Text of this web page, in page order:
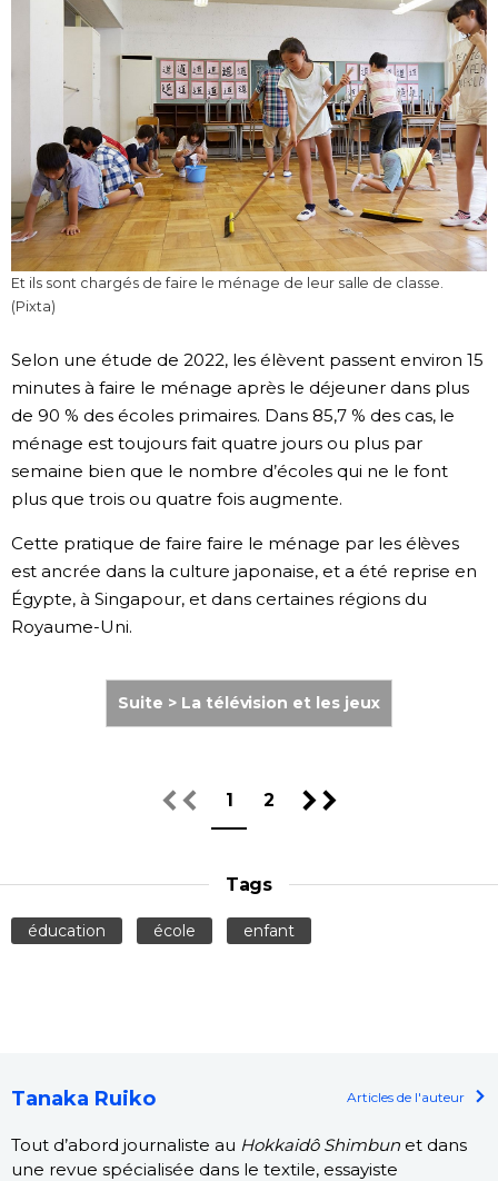
Et ils sont chargés de faire le ménage de leur salle de classe.
(Pixta)
Selon une étude de 2022, les élèvent passent environ 15
minutes à faire le ménage après le déjeuner dans plus
de 90 % des écoles primaires. Dans 85,7 % des cas, le
ménage est toujours fait quatre jours ou plus par
semaine bien que le nombre d’écoles qui ne le font
plus que trois ou quatre fois augmente.
Cette pratique de faire faire le ménage par les élèves
est ancrée dans la culture japonaise, et a été reprise en
Égypte, à Singapour, et dans certaines régions du
Royaume-Uni.
Suite > La télévision et les jeux
1 2
Tags
éducation école enfant
Tanaka Ruiko Articles de l'auteur
Tout d’abord journaliste au Hokkaidô Shimbunet dans
une revue spécialisée dans le textile, essayiste